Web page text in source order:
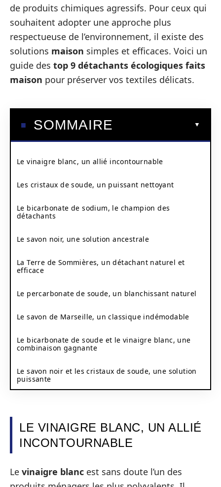
de produits chimiques agressifs. Pour ceux qui
souhaitent adopter une approche plus
respectueuse de l’environnement, il existe des
solutions maison simples et efficaces. Voici un
guide des top 9 détachants écologiques faits
maison pour préserver vos textiles délicats.
SOMMAIRE
Le vinaigre blanc, un allié incontournable
Les cristaux de soude, un puissant nettoyant
Le bicarbonate de sodium, le champion des
détachants
Le savon noir, une solution ancestrale
La Terre de Sommières, un détachant naturel et
efficace
Le percarbonate de soude, un blanchissant naturel
Le savon de Marseille, un classique indémodable
Le bicarbonate de soude et le vinaigre blanc, une
combinaison gagnante
Le savon noir et les cristaux de soude, une solution
puissante
LE VINAIGRE BLANC, UN ALLIÉ
INCONTOURNABLE
Le vinaigre blanc est sans doute l’un des